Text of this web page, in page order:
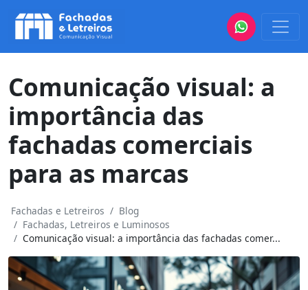
Comunicação visual: a
importância das
fachadas comerciais
para as marcas
Fachadas e Letreiros
Blog
Fachadas, Letreiros e Luminosos
Comunicação visual: a importância das fachadas comer...